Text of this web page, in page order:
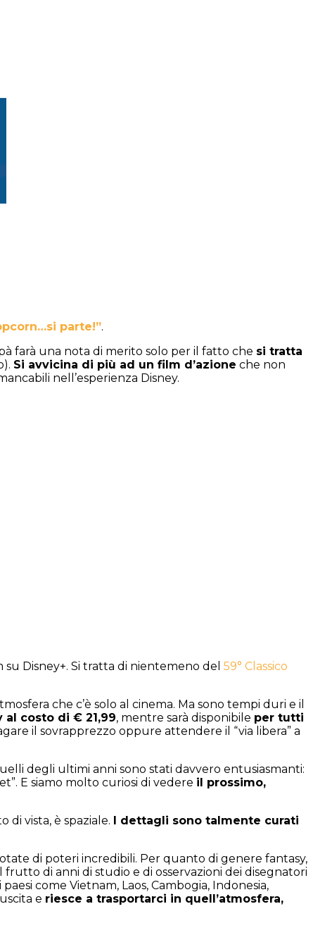
parte!”.
farà una nota di merito solo per il fatto che si tratta
Si avvicina di più ad un film d’azione che non
nell’esperienza Disney.
Disney+. Si tratta di nientemeno del 59° Classico
che c’è solo al cinema. Ma sono tempi duri e il
costo di € 21,99, mentre sarà disponibile per tutti
il sovrapprezzo oppure attendere il “via libera” a
degli ultimi anni sono stati davvero entusiasmanti:
E siamo molto curiosi di vedere il prossimo,
di vista, è spaziale. I dettagli sono talmente curati
di poteri incredibili. Per quanto di genere fantasy,
frutto di anni di studio e di osservazioni dei disegnatori
come Vietnam, Laos, Cambogia, Indonesia,
e riesce a trasportarci in quell’atmosfera,